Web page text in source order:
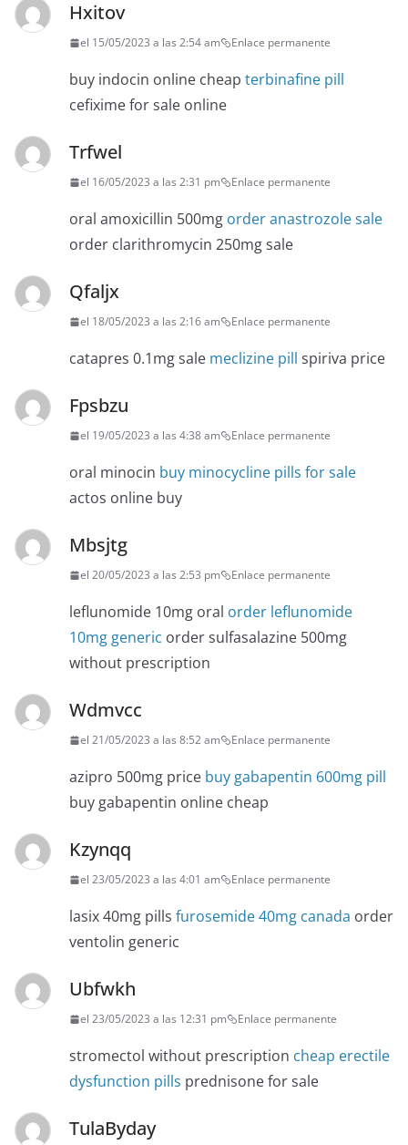
Hxitov
el 15/05/2023 a las 2:54 am Enlace permanente
buy indocin online cheap terbinafine pill
cefixime for sale online
Trfwel
el 16/05/2023 a las 2:31 pm Enlace permanente
oral amoxicillin 500mg order anastrozole sale
order clarithromycin 250mg sale
Qfaljx
el 18/05/2023 a las 2:16 am Enlace permanente
catapres 0.1mg sale meclizine pill spiriva price
Fpsbzu
el 19/05/2023 a las 4:38 am Enlace permanente
oral minocin buy minocycline pills for sale
actos online buy
Mbsjtg
el 20/05/2023 a las 2:53 pm Enlace permanente
leflunomide 10mg oral order leflunomide
10mg generic order sulfasalazine 500mg
without prescription
Wdmvcc
el 21/05/2023 a las 8:52 am Enlace permanente
azipro 500mg price buy gabapentin 600mg pill
buy gabapentin online cheap
Kzynqq
el 23/05/2023 a las 4:01 am Enlace permanente
lasix 40mg pills furosemide 40mg canada order
ventolin generic
Ubfwkh
el 23/05/2023 a las 12:31 pm Enlace permanente
stromectol without prescription cheap erectile
dysfunction pills prednisone for sale
TulaByday